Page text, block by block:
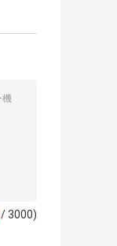
/ 3000)